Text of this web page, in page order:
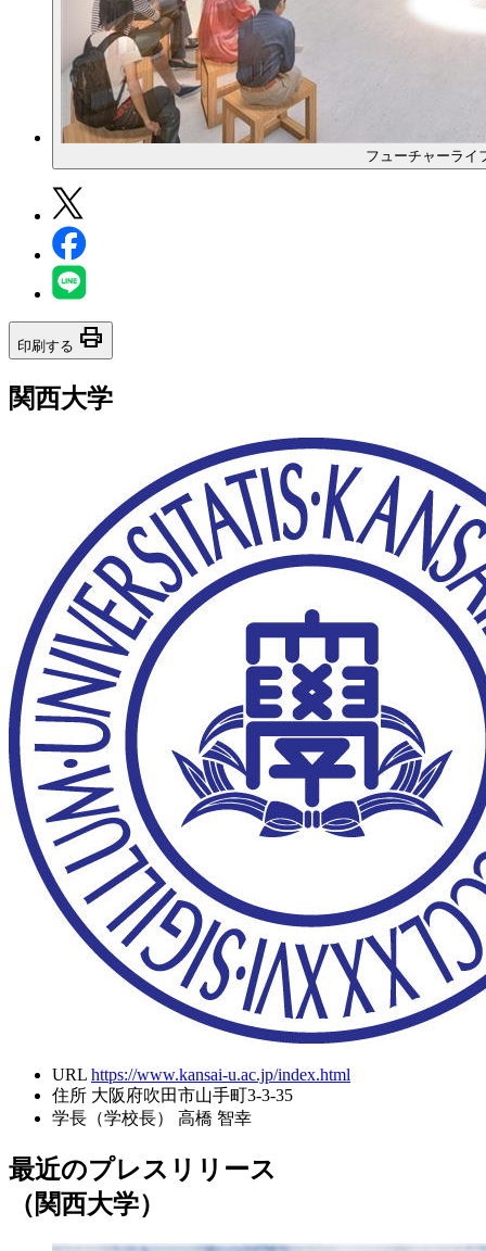
フューチャーライ
印刷する print
関西大学
URL https://www.kansai-u.ac.jp/index.html
住所 大阪府吹田市山手町3-3-35
学長（学校長）
高橋 智幸
最近のプレスリリース
（関西大学）